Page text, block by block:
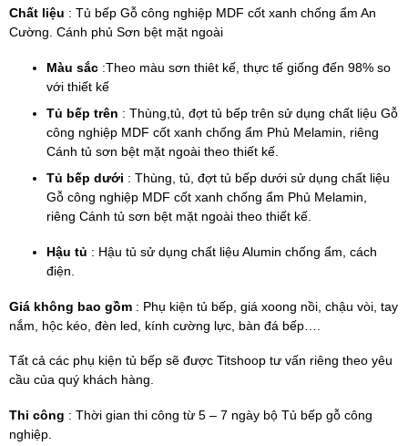
Chất liệu : Tủ bếp Gỗ công nghiệp MDF cốt xanh chống ẩm An
Cường. Cánh phủ Sơn bệt mặt ngoài
Màu sắc :Theo màu sơn thiêt kế, thực tế giống đến 98% so
với thiết kế
Tủ bếp trên : Thùng,tủ, đợt tủ bếp trên sử dụng chất liệu Gỗ
công nghiệp MDF cốt xanh chống ẩm Phủ Melamin, riêng
Cánh tủ sơn bệt mặt ngoài theo thiết kế.
Tủ bếp dưới : Thùng, tủ, đợt tủ bếp dưới sử dụng chất liệu
Gỗ công nghiệp MDF cốt xanh chống ẩm Phủ Melamin,
riêng Cánh tủ sơn bệt mặt ngoài theo thiết kế.
Hậu tủ : Hậu tủ sử dụng chất liệu Alumin chống ẩm, cách
điện.
Giá không bao gồm : Phụ kiện tủ bếp, giá xoong nồi, chậu vòi, tay
nắm, hộc kéo, đèn led, kính cường lực, bàn đá bếp….
Tất cả các phụ kiện tủ bếp sẽ được Titshoop tư vấn riêng theo yêu
cầu của quý khách hàng.
Thi công : Thời gian thi công từ 5 – 7 ngày bộ Tủ bếp gỗ công
nghiệp.